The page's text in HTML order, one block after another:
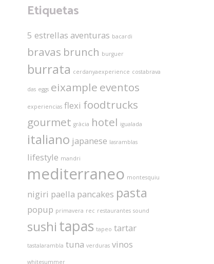
Etiquetas
5 estrellas aventuras bacardi
bravas brunch burguer
burrata cerdanyaexperience costabrava
das eggs eixample eventos
experiencias flexi foodtrucks
gourmet gràcia hotel igualada
italiano japanese lasramblas
lifestyle mandri
mediterraneo montesquiu
nigiri paella pancakes pasta
popup primavera rec restaurantes sound
sushi tapas tapeo tartar
tastalarambla tuna verduras vinos
whitesummer